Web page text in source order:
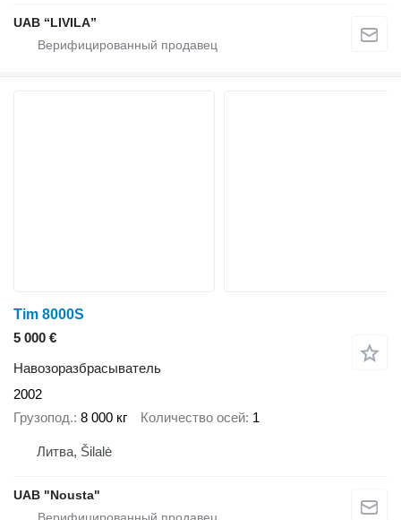
UAB “LIVILA”
Tim 8000S
5 000 €
Навозоразбрасыватель
2002
Грузопод. 8 000 кг Количество осей 1
Литва, Šilalė
UAB "Nousta"